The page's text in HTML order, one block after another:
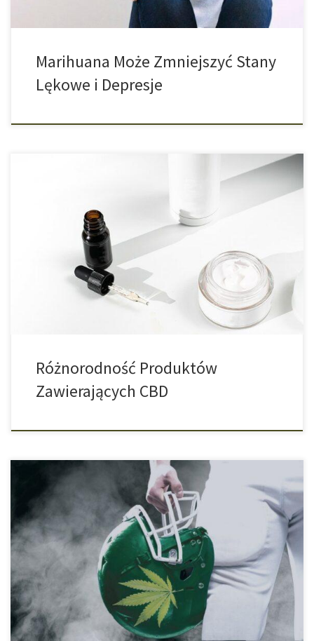
Marihuana Może Zmniejszyć Stany
Lękowe i Depresje
Jakie Istnieją Produkty Zawierające Kannabidiol? CBD już na dobre
zadomowiło się w naszym codziennym życiu. Ta
niepsychoaktywna substancja czynna zyskuje bowiem coraz
większą popularność. Niemal codziennie pojawiają się nowe
produkty z zawartością CBD i nawet nauka i medycyna wykazują
duże zainteresowanie rośliną konopi i jej składnikami. Ale jakie
produkty CBD […]
Różnorodność Produktów
Zawierających CBD
Nowe Badania Naukowe Nad Marihuaną Od dawna wiadomo, że
różne substancje czynne występujące w konopiach indyjskich
wywołują nie tylko efekty odurzające. Zwłaszcza
niepsychoaktywny kannabidiol (CBD) stał się w ostatnich latach
środkiem, o którym mówi się, że wywołuje pozytywne efekty w
wielu dziedzinach. Badania naukowe nad epilepsją czy chorobą
Alzheimera niejednokrotnie […]